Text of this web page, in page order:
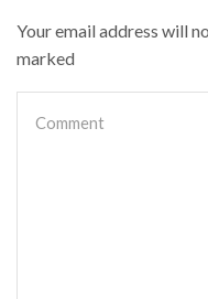
Your email address will
marked